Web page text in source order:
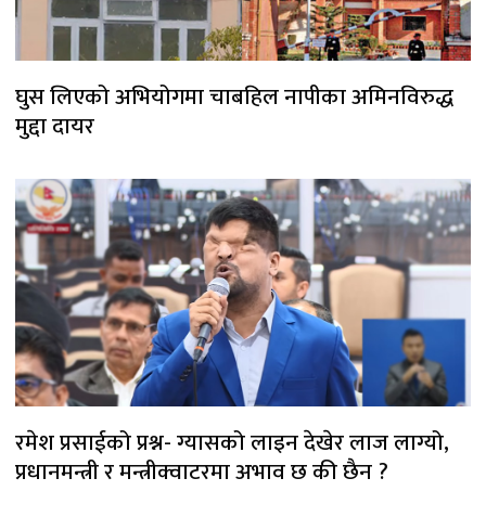
घुस लिएको अभियोगमा चाबहिल नापीका अमिनविरुद्ध
मुद्दा दायर
रमेश प्रसाईको प्रश्न- ग्यासको लाइन देखेर लाज लाग्यो,
प्रधानमन्त्री र मन्त्रीक्वाटरमा अभाव छ की छैन ?